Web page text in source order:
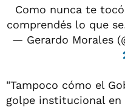
Como nunca te
comprendés lo que
— Gerardo Morales
"Tampoco cómo el
golpe institucional